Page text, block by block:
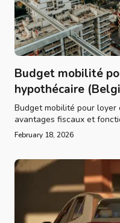
Budget mobilité
hypothécaire
Budget mobilité pour loyer
avantages fiscaux et
February 18, 2026